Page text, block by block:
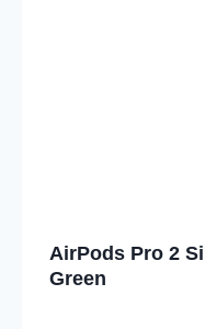
AirPods Pro 2
Green